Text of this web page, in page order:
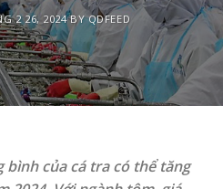
2 26, 2024BYQDFEED
bình của cá tra có thể tăng